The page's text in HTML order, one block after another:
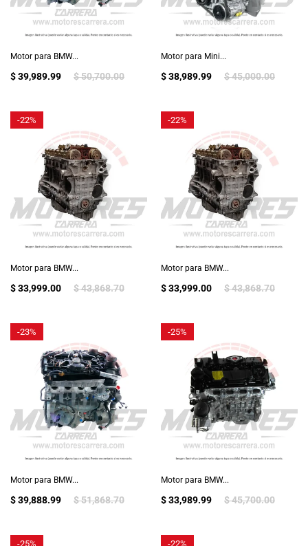
Motor para BMW...
$ 39,989.99 $ 50,700.00
Motor para Mini...
$ 38,989.99 $ 45,000.00
-22%
Motor para BMW...
$ 33,999.00 $ 43,868.70
-22%
Motor para BMW...
$ 33,999.00 $ 43,868.70
-23%
Motor para BMW...
$ 39,888.99 $ 51,868.70
-25%
Motor para BMW...
$ 33,989.99 $ 45,700.00
-25% -22%